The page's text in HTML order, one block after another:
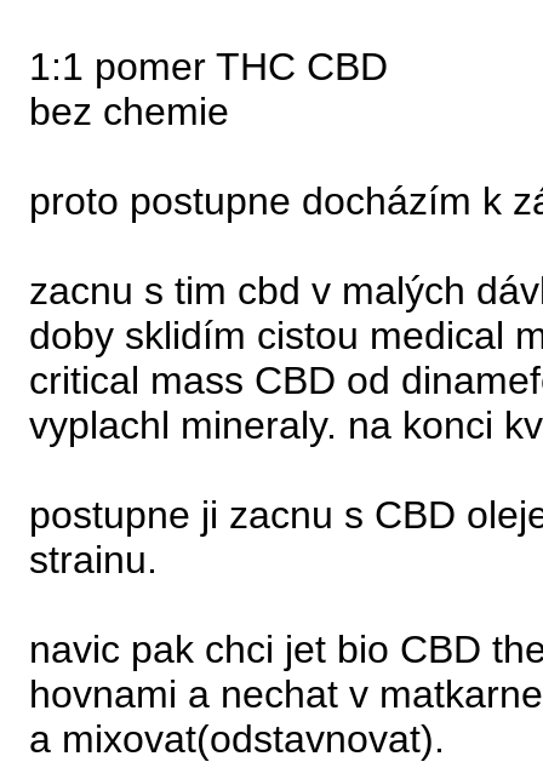
1:1 pomer THC CBD
bez chemie
proto postupne docházím k
zacnu s tim cbd v malých
doby sklidím cistou medical
critical mass CBD od
vyplachl mineraly. na konci
postupne ji zacnu s CBD
strainu.
navic pak chci jet bio CBD
hovnami a nechat v
a mixovat(odstavnovat).